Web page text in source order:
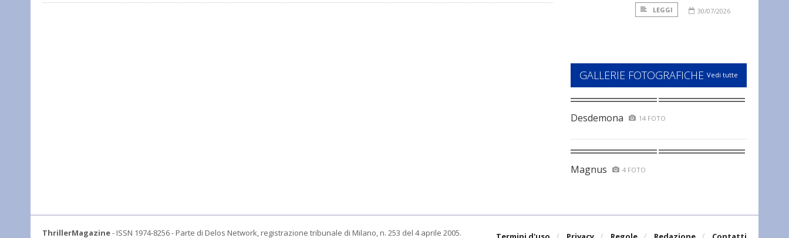
LEGGI 30/07/2026
GALLERIE FOTOGRAFICHE Vedi tutte
Desdemona 14 FOTO
Magnus 4 FOTO
ThrillerMagazine- ISSN 1974-8256 - Parte di Delos Network, registrazione tribunale di Milano, n. 253 del 4 aprile 2005.